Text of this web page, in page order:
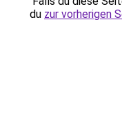
du zur vorherigen